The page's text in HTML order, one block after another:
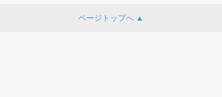
ページトップへ ▲